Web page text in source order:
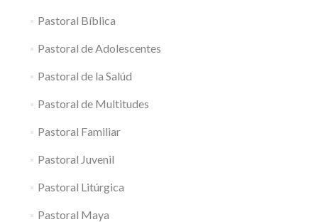
Pastoral Bíblica
Pastoral de Adolescentes
Pastoral de la Salúd
Pastoral de Multitudes
Pastoral Familiar
Pastoral Juvenil
Pastoral Litúrgica
Pastoral Maya